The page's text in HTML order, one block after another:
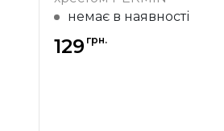
Зашивання
немає в наявності
129 грн.